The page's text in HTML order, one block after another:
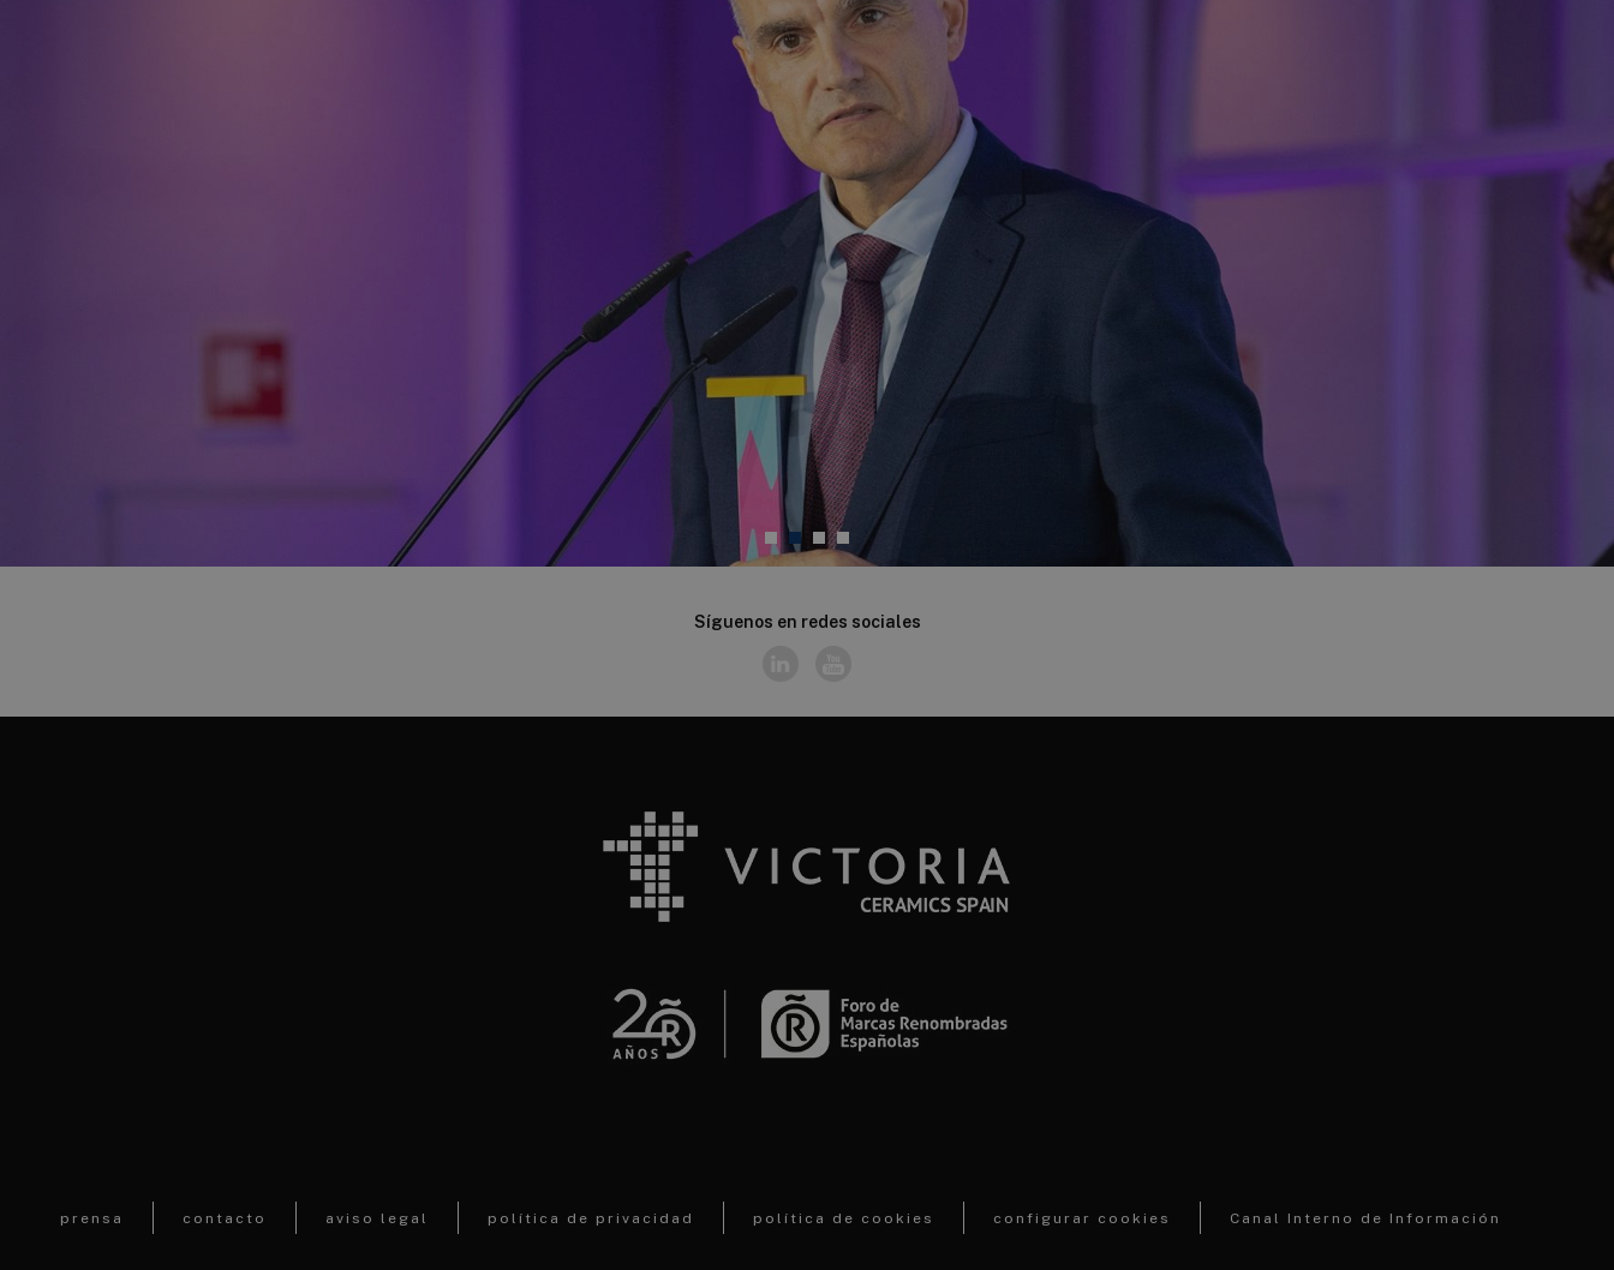
Síguenos en redes sociales
prensa contacto aviso legal política de privacidad política de cookies configurar cookies Canal Interno de Información